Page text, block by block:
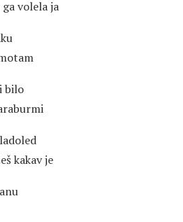
volela ja
bilo
kakav je